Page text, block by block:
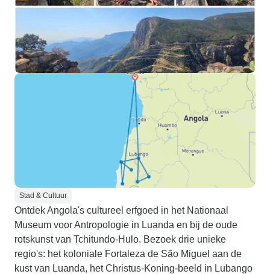
Stad & Cultuur
Ontdek Angola's cultureel erfgoed in het Nationaal
Museum voor Antropologie in Luanda en bij de oude
rotskunst van Tchitundo-Hulo. Bezoek drie unieke
regio's: het koloniale Fortaleza de São Miguel aan de
kust van Luanda, het Christus-Koning-beeld in Lubango